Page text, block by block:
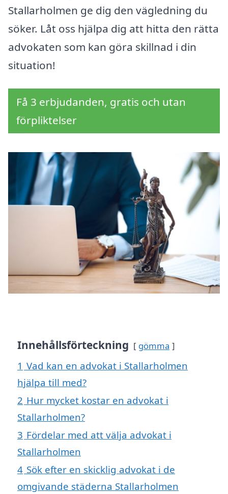
Stallarholmen ge dig den vägledning du
söker. Låt oss hjälpa dig att hitta den rätta
advokaten som kan göra skillnad i din
situation!
Få 3 erbjudanden, gratis och utan
förpliktelser
Innehållsförteckning gömma
1 Vad kan en advokat i Stallarholmen
hjälpa till med?
2 Hur mycket kostar en advokat i
Stallarholmen?
3 Fördelar med att välja advokat i
Stallarholmen
4 Sök efter en skicklig advokat i de
omgivande städerna Stallarholmen